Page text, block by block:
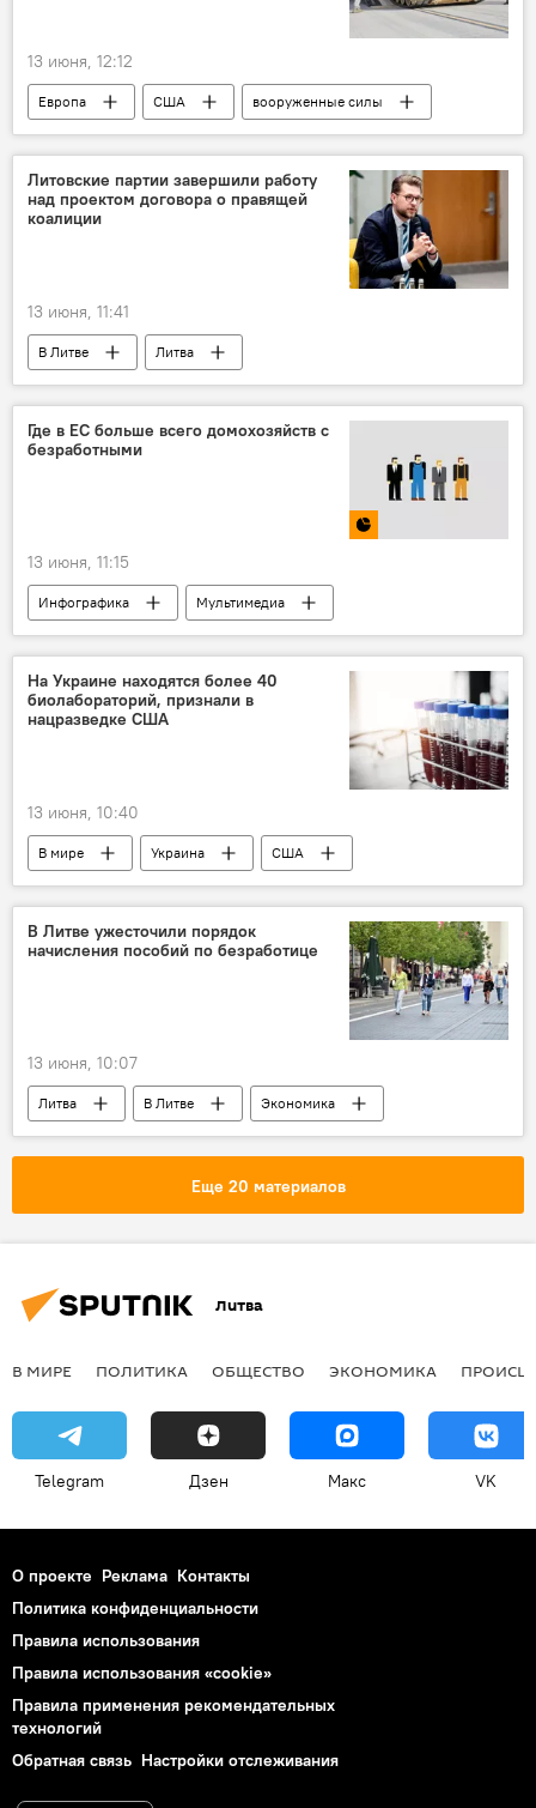
13 июня, 12:12
Европа США
вооруженные силы
вооружение
оборона
Политика
Евросоюз (ЕС) ЕС
Литовские партии завершили работу
над проектом договора о правящей
коалиции
13 июня, 11:41
В Литве
Литва
Перемены в правящей коалиции
Политика
Правительство Литвы
коалиция
Общество
Где в ЕС больше всего домохозяйств с
безработными
13 июня, 11:15
Инфографика
Мультимедиа
домохозяйство
семья
безработные
безработица
ЕС
Европа
Балтия
На Украине находятся более 40
биолабораторий, признали в
нацразведке США
13 июня, 10:40
В мире Украина
США
лаборатории
биологическое оружие
Запад
биолаборатория
финансирование
Пентагон Россия
В Литве ужесточили порядок
начисления пособий по безработице
13 июня, 10:07
Литва В Литве
Экономика
безработные
безработица
Фонд социального страхования (Sodra)
Общество
Еще 20 материалов
Литва
В МИРЕ ПОЛИТИКА ОБЩЕСТВО ЭКОНОМИКА
Telegram Дзен Макс VK
О проекте Реклама Контакты
Политика конфиденциальности
Правила использования
Правила использования «cookie»
Правила применения рекомендательных
технологий
Обратная связь Настройки отслеживания